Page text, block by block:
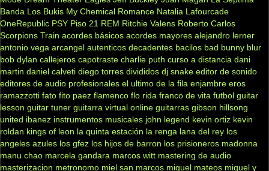
Banda Los Bukis My Chemical Romance Natalia Lafourcade
OneRepublic PSY Piso 21 REM Ritchie Valens Roberto Carlos
Scorpions Train acordes básicos acordes mayores alejandro lerner
antonio vega arcangel autenticos decadentes bacilos bad bunny blur
bob dylan callejeros capotraste charlie puth curso a distancia dani
martin daniel calveti diego torres divididos dj snake editor de sonido
editores de audio profesionales el ultimo de la fila enjambre eros
ramazzotti fato fito paez flamenco flo rida franco de vita futbol guitar
lesson guitar tuner guitarra virtual online guitarras gibson hillsong
united ibanez instrumentos musicales john legend kevin ortiz kevin
roldan kings of leon la quinta estación la renga lana del rey los
angeles azules los gfez los hijos de barron los prisioneros madonna
manu chao marcela gandara marcos witt mastering de audio
masterizacion metronomo miel san marcos miguel mateos miguel y